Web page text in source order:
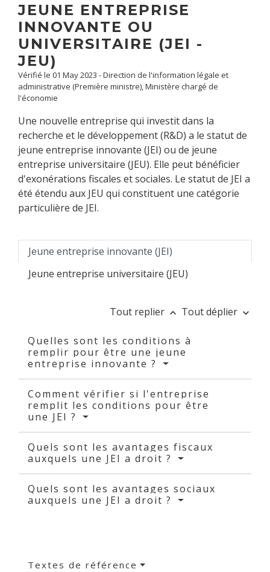
JEUNE ENTREPRISE
INNOVANTE OU
UNIVERSITAIRE (JEI -
JEU)
Vérifié le 01 May 2023 - Direction de l'information légale et
administrative (Première ministre), Ministère chargé de
l'économie
Une nouvelle entreprise qui investit dans la
recherche et le développement (R&D) a le statut de
jeune entreprise innovante (JEI) ou de jeune
entreprise universitaire (JEU). Elle peut bénéficier
d'exonérations fiscales et sociales. Le statut de JEI a
été étendu aux JEU qui constituent une catégorie
particulière de JEI.
Jeune entreprise innovante (JEI)
Jeune entreprise universitaire (JEU)
Tout replier keyboard_arrow_up Tout déplier keyboard_arrow_down
Quelles sont les conditions à
remplir pour être une jeune
entreprise innovante ?
Comment vérifier si l'entreprise
remplit les conditions pour être
une JEI ?
Quels sont les avantages fiscaux
auxquels une JEI a droit ?
Quels sont les avantages sociaux
auxquels une JEI a droit ?
Textes de référence